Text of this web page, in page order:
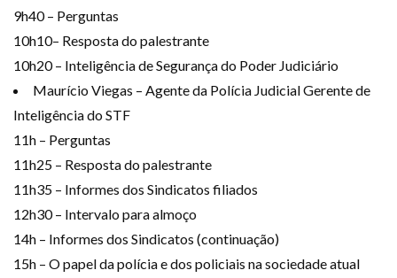
9h40 – Perguntas
10h10– Resposta do palestrante
10h20 – Inteligência de Segurança do Poder Judiciário
Maurício Viegas – Agente da Polícia Judicial Gerente de
Inteligência do STF
11h – Perguntas
11h25 – Resposta do palestrante
11h35 – Informes dos Sindicatos filiados
12h30 – Intervalo para almoço
14h – Informes dos Sindicatos (continuação)
15h – O papel da polícia e dos policiais na sociedade atual